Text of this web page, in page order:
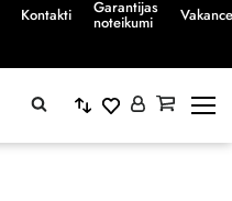
Kontakti Garantijas
noteikumi